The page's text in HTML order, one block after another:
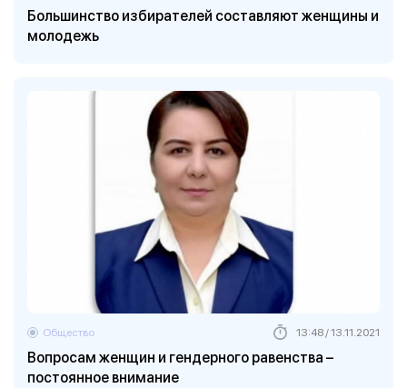
Большинство избирателей составляют женщины и
молодежь
Вопросам женщин и гендерного равенства –
постоянное внимание
Общество 13:48 / 13.11.2021